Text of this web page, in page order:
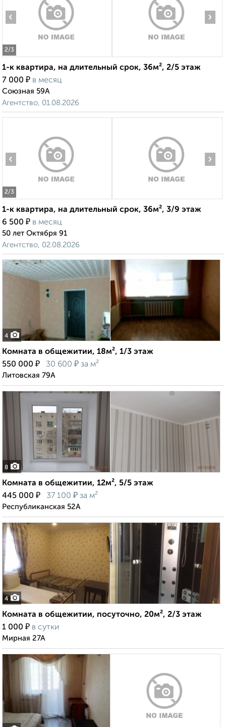
2/3
‹ ›
1-к квартира, на длительный срок, 36м², 2/5 этаж
7 000 ₽ в месяц
Союзная 59А
Агентство, 01.08.2026
2/3
‹ ›
1-к квартира, на длительный срок, 36м², 3/9 этаж
6 500 ₽ в месяц
50 лет Октября 91
Агентство, 02.08.2026
4
Комната в общежитии, 18м², 1/3 этаж
550 000 ₽ 30 600 ₽ за м²
Литовская 79А
8
Комната в общежитии, 12м², 5/5 этаж
445 000 ₽ 37 100 ₽ за м²
Республиканская 52А
4
Комната в общежитии, посуточно, 20м², 2/3 этаж
1 000 ₽ в сутки
Мирная 27А